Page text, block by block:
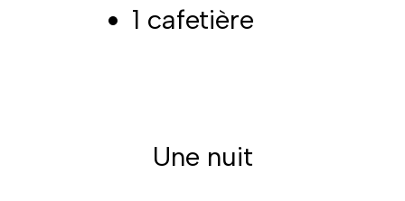
1 cafetière
Une nuit